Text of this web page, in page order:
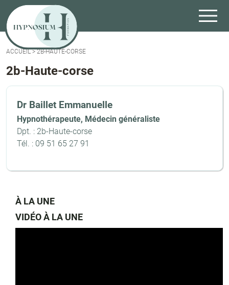
ACCUEIL>2B-HAUTE-CORSE
2b-Haute-corse
Dr Baillet Emmanuelle
Hypnothérapeute, Médecin généraliste
Dpt. : 2b-Haute-corse
Tél. : 09 51 65 27 91
À LA UNE
VIDÉO À LA UNE